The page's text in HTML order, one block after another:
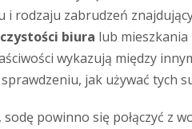
i rodzaju zabrudzeń
biura lub
wykazują między
sprawdzeniu, jak używać tych
sodę powinno się połączyć z